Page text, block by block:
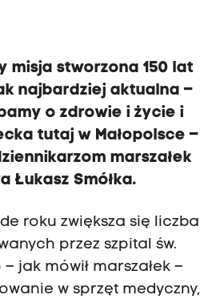
misja stworzona 150 lat
najbardziej aktualna –
o zdrowie i życie i
tutaj w Małopolsce –
marszałek
Łukasz Smółka.
roku zwiększa się liczba
przez szpital św.
jak mówił marszałek –
w sprzęt medyczny,